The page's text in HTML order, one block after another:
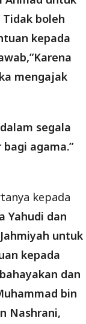
boleh
kepada
mengajak
segala
agama.”
kepada
Yahudi dan
untuk
kepada
dan
bin
Nashrani,